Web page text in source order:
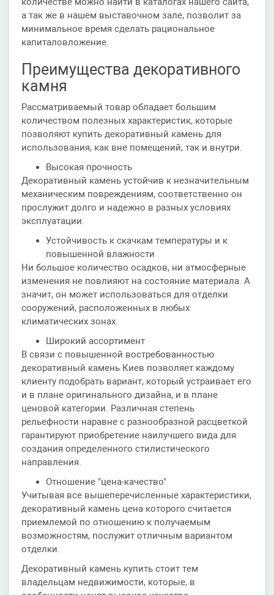
а так же в нашем выставочном зале, позволит за
минимальное время сделать рациональное
капиталовложение.
Преимущества декоративного
камня
Рассматриваемый товар обладает большим
количеством полезных характеристик, которые
позволяют купить декоративный камень для
использования, как вне помещений, так и внутри.
Высокая прочность
Декоративный камень устойчив к незначительным
механическим повреждениям, соответственно он
прослужит долго и надежно в разных условиях
эксплуатации.
Устойчивость к скачкам температуры и к
повышенной влажности
Ни большое количество осадков, ни атмосферные
изменения не повлияют на состояние материала. А
значит, он может использоваться для отделки
сооружений, расположенных в любых
климатических зонах.
Широкий ассортимент
В связи с повышенной востребованностью
декоративный камень Киев позволяет каждому
клиенту подобрать вариант, который устраивает его
и в плане оригинального дизайна, и в плане
ценовой категории. Различная степень
рельефности наравне с разнообразной расцветкой
гарантируют приобретение наилучшего вида для
создания определенного стилистического
направления.
Отношение "цена-качество"
Учитывая все вышеперечисленные характеристики,
декоративный камень цена которого считается
приемлемой по отношению к получаемым
возможностям, послужит отличным вариантом
отделки.
Декоративный камень купить стоит тем
владельцам недвижимости, которые, в